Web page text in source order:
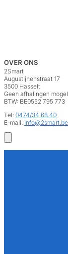
OVER ONS
2Smart
Augustijnenstraat 17
3500 Hasselt
Geen afhalingen
BTW: BE0552 795 773
Tel: 0474/34.68.40
E-mail: info@2smart.be